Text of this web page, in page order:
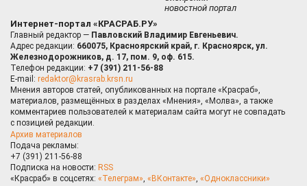
новостной портал
Интернет-портал «КРАСРАБ.РУ»
Главный редактор — Павловский Владимир Евгеньевич.
Адрес редакции: 660075, Красноярский край, г. Красноярск, ул.
Железнодорожников, д. 17, пом. 9, оф. 615.
Телефон редакции: +7 (391) 211-56-88
E-mail: redaktor@krasrab.krsn.ru
Мнения авторов статей, опубликованных на портале «Красраб»,
материалов, размещённых в разделах «Мнения», «Молва», а также
комментариев пользователей к материалам сайта могут не совпадать
с позицией редакции.
Архив материалов
Подача рекламы:
+7 (391) 211-56-88
Подписка на новости: RSS
«Красраб» в соцсетях: «Телеграм», «ВКонтакте», «Одноклассники»